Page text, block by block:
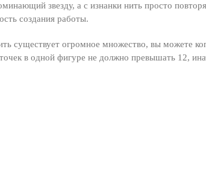
звезду, а с изнанки нить просто
создания работы.
существует огромное множество, вы можете
в одной фигуре не должно превышать 12,